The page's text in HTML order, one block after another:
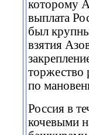
которому
выплата
был
взятия
торжество
по
Россия в
кочевыми